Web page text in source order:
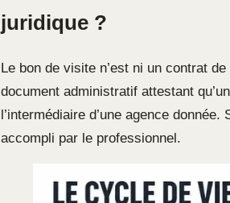
juridique ?
Le bon de visite n’est ni un contrat
document administratif attestant
l’intermédiaire d’une agence
accompli par le professionnel.